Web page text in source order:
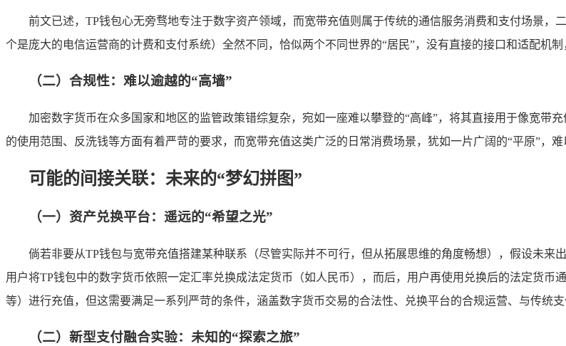
前文已述，TP钱包心无旁骛地专注于数字资产领域，而宽带充值则属于传统的通信服务消费和支付场景
个是庞大的电信运营商的计费和支付系统）全然不同，恰似两个不同世界的“居民”，没有直接的接口和适配机制
（二）合规性：难以逾越的“高墙”
加密数字货币在众多国家和地区的监管政策错综复杂，宛如一座难以攀登的“高峰”，将其直接用于像宽带
的使用范围、反洗钱等方面有着严苛的要求，而宽带充值这类广泛的日常消费场景，犹如一片广阔的“平原”，
可能的间接关联：未来的“梦幻拼图”
（一）资产兑换平台：遥远的“希望之光”
倘若非要从TP钱包与宽带充值搭建某种联系（尽管实际并不可行，但从拓展思维的角度畅想），假设未
用户将TP钱包中的数字货币依照一定汇率兑换成法定货币（如人民币），而后，用户再使用兑换后的法定货
等）进行充值，但这需要满足一系列严苛的条件，涵盖数字货币交易的合法性、兑换平台的合规运营、与传统
（二）新型支付融合实验：未知的“探索之旅”